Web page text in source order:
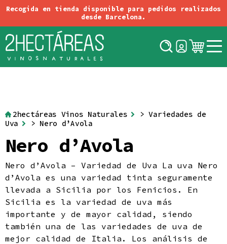
Orange
Espumosos
Sidras & Fruit Pet-Nats
Origen
Austria
Chile
España
Georgia
Italia
Francia
Variedades de Uva
Vignerons
Cervezas
Aviso Legal
Política de Cookies
Condiciones generales de contratación
Política de Devoluciones
Política de Envíos
Política de privacidad
Conectar
2hectáreas Vinos Naturales >Variedades de
Uva
> Nero d’Avola
Nero d’Avola
Nero d’Avola – Variedad de Uva La uva Nero
d’Avola es una variedad tinta seguramente
llevada a Sicilia por los Fenicios. En
Sicilia es la variedad de uva más
importante y de mayor calidad, siendo
también una de las variedades de uva de
mejor calidad de Italia. Los análisis de